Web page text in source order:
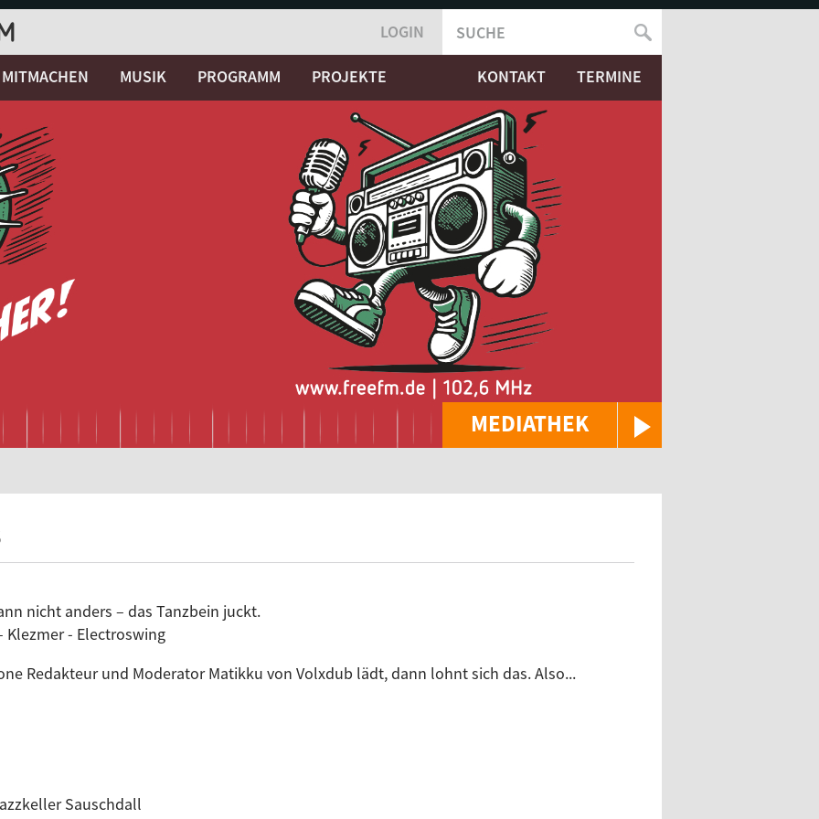
MEDIATHEK
LOGIN
SUCHFORMULAR
SUCHE
MITMACHEN MUSIK PROGRAMM PROJEKTE KONTAKT TERMINE
nicht anders – das Tanzbein juckt.
Klezmer - Electroswing
Redakteur und Moderator Matikku von Volxdub lädt, dann lohnt sich das. Also...
Sauschdall